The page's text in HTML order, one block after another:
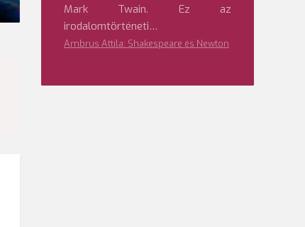
Mark Twain. Ez az
irodalomtörténeti…
Ambrus Attila: Shakespeare és Newton